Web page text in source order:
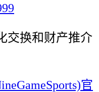
交换和财产推介
官